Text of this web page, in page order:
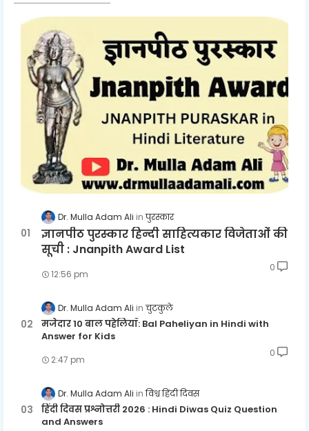
Dr. Mulla Adam Ali पुरस्कार
ज्ञानपीठ पुरस्कार हिन्दी साहित्यकार विजेताओं की
सूची : Jnanpith Award List
12:56 pm
0
Dr. Mulla Adam Ali चुटकुले
मजेदार 10 बाल पहेलियाँ: Bal Paheliyan in Hindi with
Answer for Kids
2:47 pm
0
Dr. Mulla Adam Ali विश्व हिंदी दिवस
हिंदी दिवस प्रश्नोत्तरी 2026 : Hindi Diwas Quiz Question
and Answers